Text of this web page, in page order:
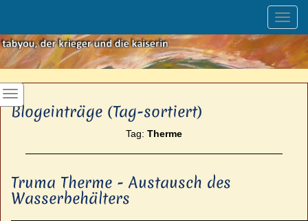
Blogeinträge (Tag-sortiert)
Tag: Therme
Truma Therme - Austausch des
Wasserbehälters